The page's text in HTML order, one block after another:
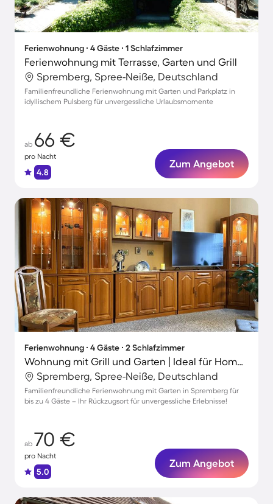
Ferienwohnung ∙ 4 Gäste ∙ 1 Schlafzimmer
Ferienwohnung mit Terrasse, Garten und Grill
Spremberg, Spree-Neiße, Deutschland
Familienfreundliche Ferienwohnung mit Garten und Parkplatz in
idyllischem Pulsberg für unvergessliche Urlaubsmomente
ab 66 €
pro Nacht
4.8
Zum Angebot
Ferienwohnung ∙ 4 Gäste ∙ 2 Schlafzimmer
Wohnung mit Grill und Garten | Ideal für Homeoffice
Spremberg, Spree-Neiße, Deutschland
Familienfreundliche Ferienwohnung mit Garten in Spremberg für
bis zu 4 Gäste – Ihr Rückzugsort für unvergessliche Erlebnisse!
ab 70 €
pro Nacht
5.0
Zum Angebot